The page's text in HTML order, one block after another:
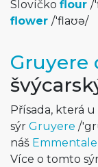
Slovíčko flour /
flower /'flaʊə/
Gruyere
Přísada, která
sýr Gruyere /
náš
Více o tomto